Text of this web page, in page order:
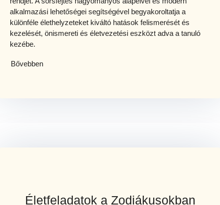
alkalmazási lehetőségei segítségével begyakoroltatja a
különféle élethelyzeteket kiváltó hatások felismerését és
kezelését, önismereti és életvezetési eszközt adva a tanuló
kezébe.
Bővebben
Életfeladatok a Zodiákusokban